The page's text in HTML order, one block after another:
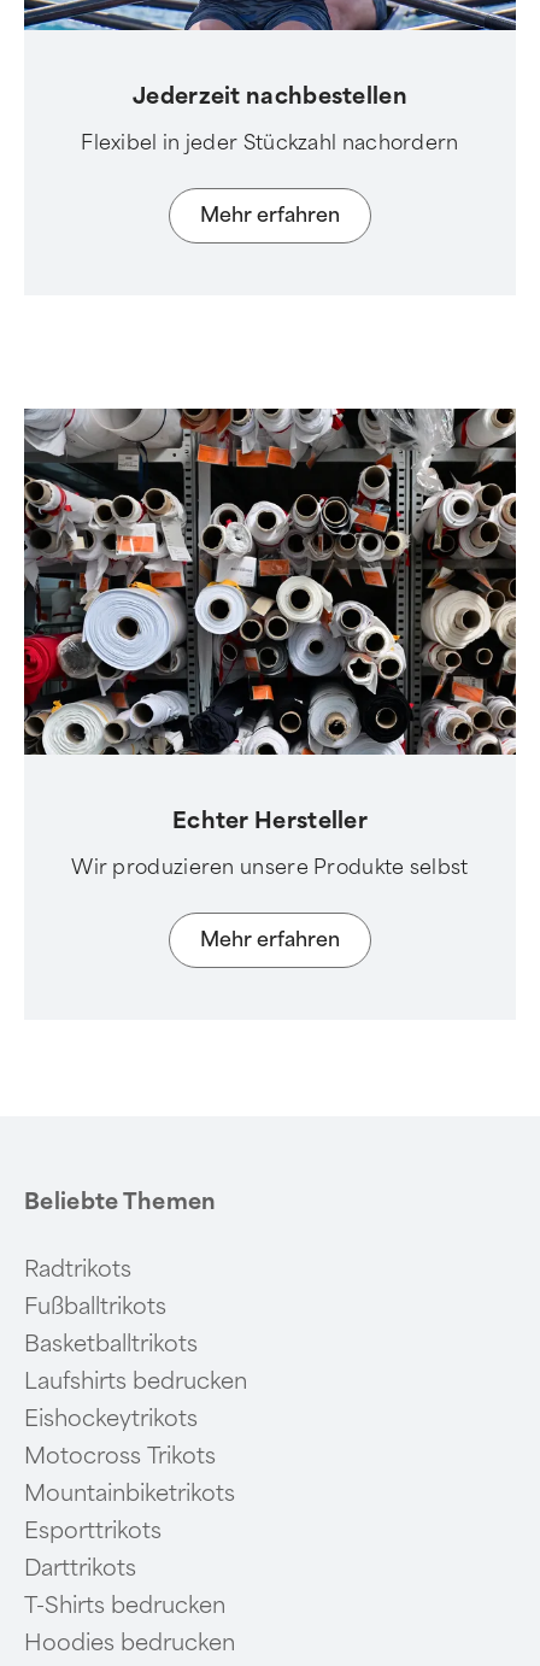
Jederzeit nachbestellen
Flexibel in jeder Stückzahl nachordern
Mehr erfahren
Echter Hersteller
Wir produzieren unsere Produkte selbst
Mehr erfahren
Beliebte Themen
Radtrikots
Fußballtrikots
Basketballtrikots
Laufshirts bedrucken
Eishockeytrikots
Motocross Trikots
Mountainbiketrikots
Esporttrikots
Darttrikots
T-Shirts bedrucken
Hoodies bedrucken